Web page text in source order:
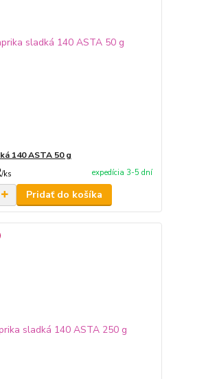
140 ASTA 50 g
/ks expedícia 3-5 dní
Pridať do košíka